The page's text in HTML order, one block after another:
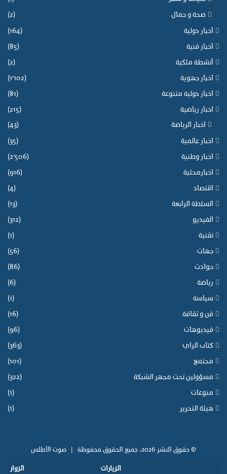
صحة و جمال (2)
أخبار دولية (164)
أخبار فنية (85)
أنشطة ملكية (2)
اخبار جهوية (1٬102)
اخبار دولية متنوعة (81)
اخبار رياضية (215)
اخبار الرياضة (43)
اخبار عالمية (35)
اخبار وطنية (2٬506)
اخبارمحلية (916)
اقتصاد (4)
السلطة الرابعة (13)
الفيديو (312)
تقنية (1)
جهات (56)
حوادث (86)
رياضة (6)
سياسة (1)
فن و ثقافة (16)
فيديوهات (96)
كتاب الراي (363)
مجتمع (101)
مسؤولين تحت مجهر الشبكة (322)
منوعات (1)
هيئة التحرير (1)
© حقوق النشر 2026، جميع الحقوق محفوظة | صوت الأطلس
الزيارات الزوار